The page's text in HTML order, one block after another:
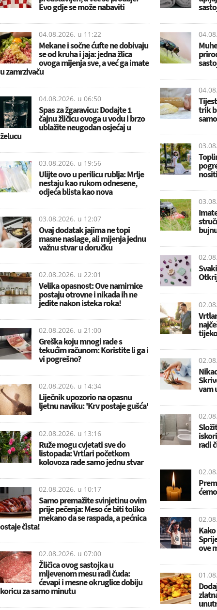
Evo gdje se može nabaviti
04.08.2026. u 11:22
Mekane i sočne ćufte ne dobivaju
se od kruha i jaja: jedna žlica
ovoga mijenja sve, a već ga imate
u zamrzivaču
04.08.2026. u 06:50
Spas za žgaravicu: Dodajte 1
čajnu žličicu ovoga u vodu i brzo
ublažite neugodan osjećaj u
želucu
03.08.2026. u 19:56
Ulijte ovo u perilicu rublja: Mrlje
nestaju kao rukom odnesene,
odjeća blista kao nova
03.08.2026. u 12:07
Ovaj dodatak jajima ne topi
masne naslage, ali mijenja jednu
važnu stvar u doručku
02.08.2026. u 22:01
Velika opasnost: Ove namirnice
postaju otrovne i nikada ih ne
jedite nakon isteka roka!
02.08.2026. u 21:00
Greška koju mnogi rade s
tekućim računom: Koristite li ga i
vi pogrešno?
02.08.2026. u 14:34
Liječnik upozorio na opasnu
ljetnu naviku: 'Krv postaje gušća'
02.08.2026. u 13:16
Ruže mogu cvjetati sve do
listopada: Vrtlari početkom
kolovoza rade samo jednu stvar
02.08.2026. u 10:17
Samo premažite svinjetinu ovim
prije pečenja: Meso će biti toliko
mekano da se raspada, a pećnica
ostaje čista!
02.08.2026. u 07:00
Žličica ovog sastojka u
mljevenom mesu radi čuda:
ćevapi i mesne okruglice dobiju
koricu za samo minutu
trik
vam
radi
ove